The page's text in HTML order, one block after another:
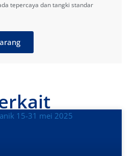
tepercaya dan tangki standar